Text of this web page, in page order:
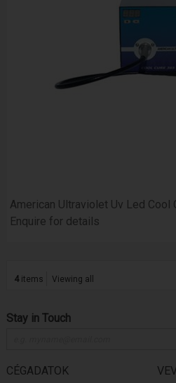
American Ultraviolet Uv Led Cool
Enquire for details
4items Viewing all
Stay in Touch
CÉGADATOK